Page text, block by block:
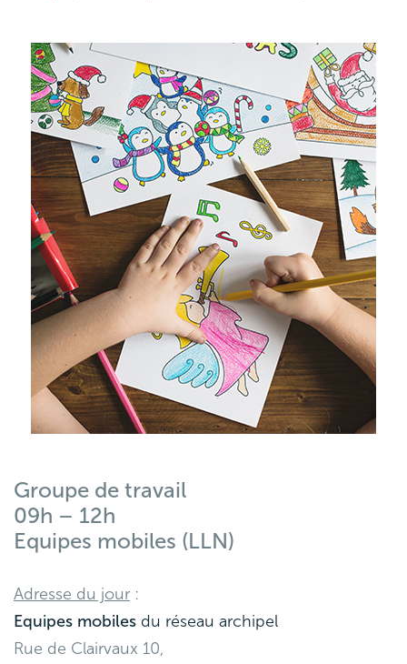
Groupe de travail
09h – 12h
Equipes mobiles (LLN)
Adresse du jour :
Equipes mobiles du réseau archipel
Rue de Clairvaux 10,